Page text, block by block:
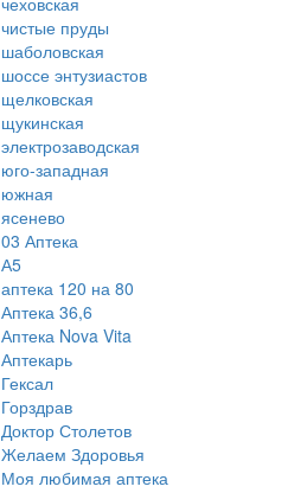
чистые пруды
шаболовская
шоссе энтузиастов
щелковская
щукинская
электрозаводская
юго-западная
южная
ясенево
03 Аптека
А5
аптека 120 на 80
Аптека 36,6
Аптека Nova Vita
Аптекарь
Гексал
Горздрав
Доктор Столетов
Желаем Здоровья
Моя любимая аптека